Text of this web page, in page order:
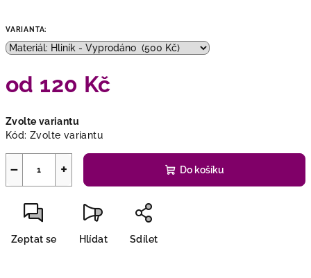
VARIANTA:
od 120 Kč
cena:
Zvolte variantu
Kód: Zvolte variantu
+
− Do košíku
Zeptat se Hlídat Sdílet